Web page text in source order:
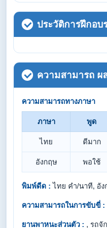
ประวัติการฝึกอบ
ความสามารถ ผ
ความสามารถทางภาษา
ภาษา พูด
ไทย ดีมาก
อังกฤษ พอใช้
พิมพ์ดีด : ไทย คำ/นาที, อั
ความสามารถในการขับขี่ :
ยานพาหนะส่วนตัว : , รถจั